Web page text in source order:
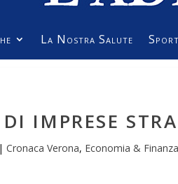
La Nostra Salute Sport
IMPRESE
|Cronaca Verona, Economia & Finanza